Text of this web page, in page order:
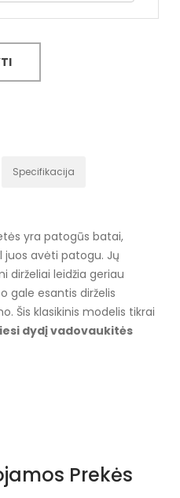
Specifikacija
yra patogūs batai,
avėti patogu. Jų
dirželiai leidžia geriau
gale esantis dirželis
Šis klasikinis modelis tikrai
dydį vadovaukitės
Prekės